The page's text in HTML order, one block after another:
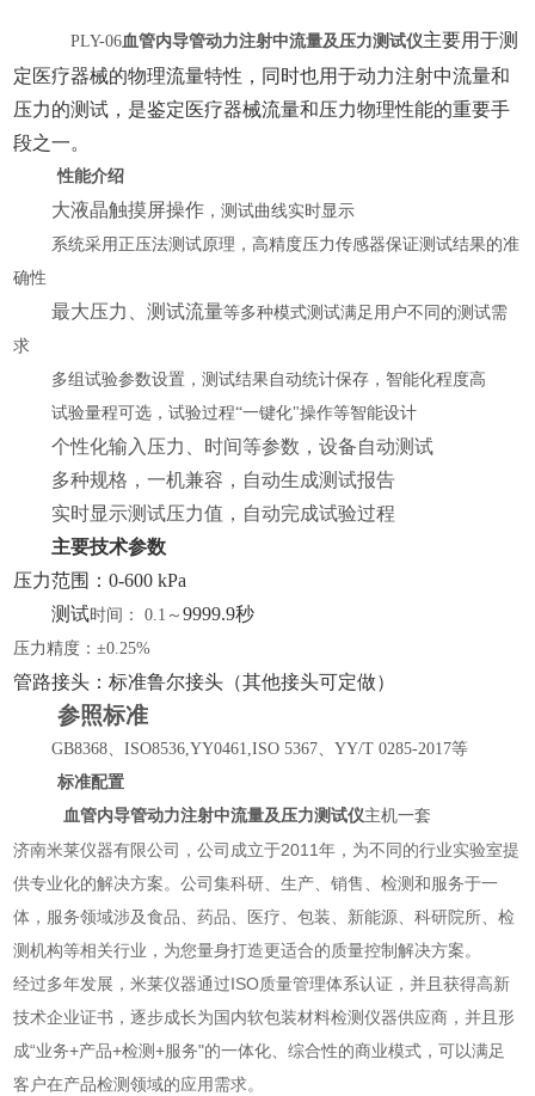
PLY-06血管内导管动力注射中流量及压力测试仪主要用于测
定医疗器械的物理流量特性， 同时也用于动力注射中流量和
压力的测试， 是鉴定医疗器械流量和压力物理性能的重要手
段之一。
性能介绍
大液晶触摸屏操作 ，测试曲线实时显示
系统采用正压法测试原理，高精度压力传感器保证测试结果的准
确性
最大压力 、测试流量等多种模式测试满足用户不同的测试需
求
多组试验参数设置，测试结果自动统计保存，智能化程度高
试验量程可选，试验过程“一键化"操作等智能设计
个性化输入 压力、时间等参数，设备自动测试
多种规格，一机兼容，自动生成测试报告
实时显示测试压力值 ， 自动完成试验过程
主要技术参数
压力范围：0-600 kPa
测试时间： 0.1～9999.9秒
压力精度：±0.25%
管路接头：标准鲁尔接头（其他接头可定做）
参照标准
GB8368、ISO8536,YY0461,ISO 5367、YY/T 0285-2017等
标准配置
血管内导管动力注射中流量及压力测试仪主机一套
济南米莱仪器有限公司，公司成立于2011年，为不同的行业实验室提
供专业化的解决方案。公司集科研、生产、销售、检测和服务于一
体，服务领域涉及食品、药品、医疗、包装、新能源、科研院所、检
测机构等相关行业，为您量身打造更适合的质量控制解决方案。
经过多年发展，米莱仪器通过ISO质量管理体系认证，并且获得高新
技术企业证书，逐步成长为国内软包装材料检测仪器供应商，并且形
成“业务+产品+检测+服务"的一体化、综合性的商业模式，可以满足
客户在产品检测领域的应用需求。